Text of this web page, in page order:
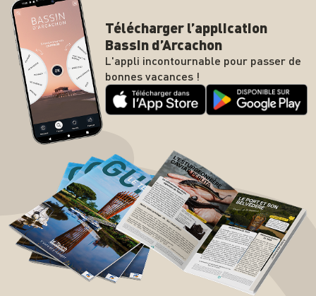
Télécharger l’application
Bassin d’Arcachon
L'appli incontournable pour passer de
bonnes vacances !